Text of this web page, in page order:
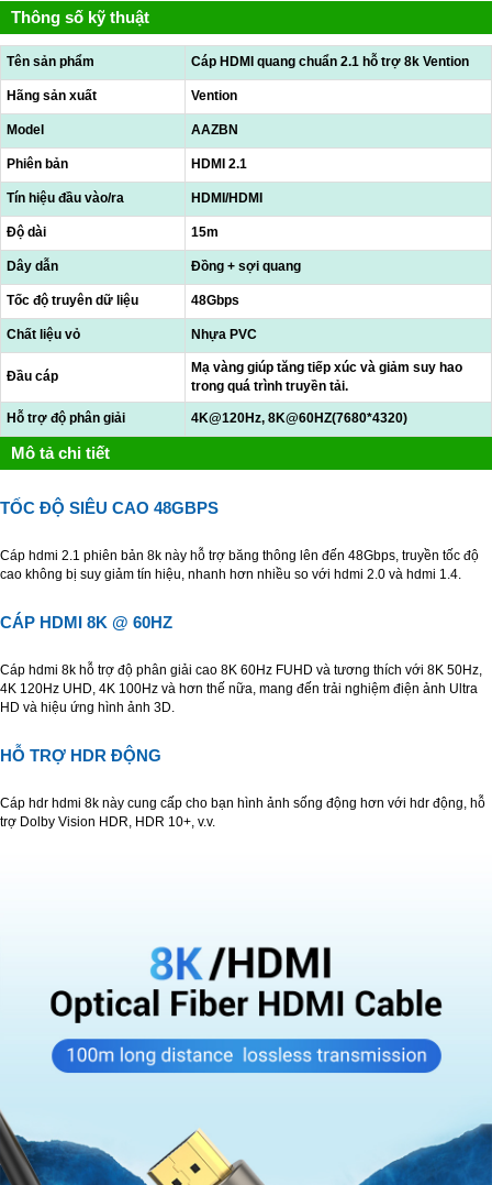
Thông số kỹ thuật
Tên sản phẩm Cáp HDMI quang chuẩn 2.1 hỗ trợ 8k Vention
Hãng sản xuất Vention
Model AAZBN
Phiên bản HDMI 2.1
Tín hiệu đầu vào/ra HDMI/HDMI
Độ dài 15m
Dây dẫn Đồng + sợi quang
Tốc độ truyên dữ liệu 48Gbps
Chất liệu vỏ Nhựa PVC
Đầu cáp
Mạ vàng giúp tăng tiếp xúc và giảm suy hao
trong quá trình truyền tải.
Hỗ trợ độ phân giải 4K@120Hz, 8K@60HZ(7680*4320)
Mô tả chi tiết
TỐC ĐỘ SIÊU CAO 48GBPS
Cáp hdmi 2.1 phiên bản 8k này hỗ trợ băng thông lên đến 48Gbps, truyền tốc độ
cao không bị suy giảm tín hiệu, nhanh hơn nhiều so với hdmi 2.0 và hdmi 1.4.
CÁP HDMI 8K @ 60HZ
Cáp hdmi 8k hỗ trợ độ phân giải cao 8K 60Hz FUHD và tương thích với 8K 50Hz,
4K 120Hz UHD, 4K 100Hz và hơn thế nữa, mang đến trải nghiệm điện ảnh Ultra
HD và hiệu ứng hình ảnh 3D.
HỖ TRỢ HDR ĐỘNG
Cáp hdr hdmi 8k này cung cấp cho bạn hình ảnh sống động hơn với hdr động, hỗ
trợ Dolby Vision HDR, HDR 10+, v.v.